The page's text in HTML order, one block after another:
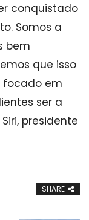
conquistado
Somos a
bem
que isso
focado em
ser a
presidente
SHARE